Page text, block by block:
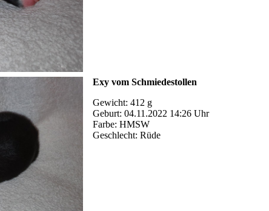
Exy vom Schmiedestollen
Gewicht: 412 g
Geburt: 04.11.2022 14:26 Uhr
Farbe: HMSW
Geschlecht: Rüde